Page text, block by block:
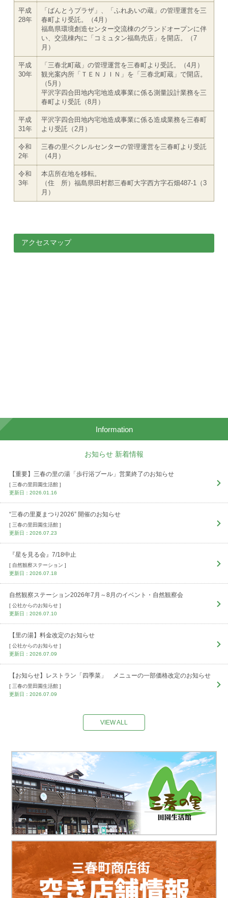
平成
28年
「ばんとうプラザ」、「ふれあいの蔵」の管理運営を三
春町より受託。（4月）
福島県環境創造センター交流棟のグランドオープンに伴
い、交流棟内に「コミュタン福島売店」を開店。（7
月）
平成
30年
「三春北町蔵」の管理運営を三春町より受託。（4月）
観光案内所「ＴＥＮＪＩＮ」を「三春北町蔵」で開店。
（5月）
平沢字四合田地内宅地造成事業に係る測量設計業務を三
春町より受託（8月）
平成
31年
平沢字四合田地内宅地造成事業に係る造成業務を三春町
より受託（2月）
令和
2年
三春の里ベクレルセンターの管理運営を三春町より受託
（4月）
令和
3年
本店所在地を移転。
（住 所）福島県田村郡三春町大字西方字石畑487-1（3
月）
アクセスマップ
Information
お知らせ 新着情報
【重要】三春の里の湯「歩行浴プール」営業終了のお知らせ
[ 三春の里田園生活館 ]
更新日：2026.01.16
“三春の里夏まつり2026” 開催のお知らせ
[ 三春の里田園生活館 ]
更新日：2026.07.23
『星を見る会』7/18中止
[ 自然観察ステーション ]
更新日：2026.07.18
自然観察ステーション2026年7月～8月のイベント・自然観察会
[ 公社からのお知らせ ]
更新日：2026.07.10
【里の湯】料金改定のお知らせ
[ 公社からのお知らせ ]
更新日：2026.07.09
【お知らせ】レストラン「四季菜」 メニューの一部価格改定のお知らせ
[ 三春の里田園生活館 ]
更新日：2026.07.09
VIEW ALL